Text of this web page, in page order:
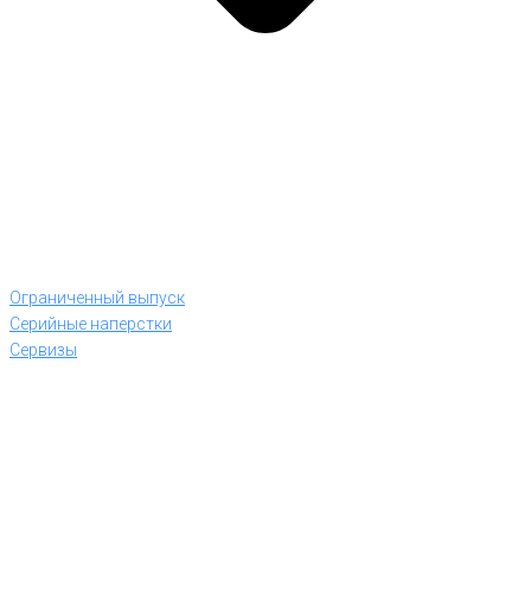
Ограниченный выпуск
Серийные наперстки
Сервизы